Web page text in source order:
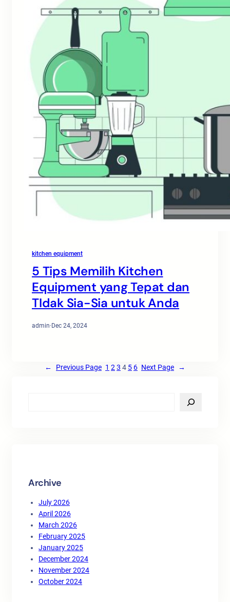
kitchen equipment
5 Tips Memilih Kitchen
Equipment yang Tepat dan
TIdak Sia-Sia untuk Anda
admin·Dec 24, 2024
← Previous Page 1 2 3 4 5 6 Next Page →
Archive
July 2026
April 2026
March 2026
February 2025
January 2025
December 2024
November 2024
October 2024